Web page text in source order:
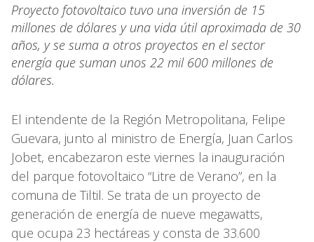
Proyecto fotovoltaico tuvo una inversión de 15
millones de dólares y una vida útil aproximada de 30
años, y se suma a otros proyectos en el sector
energía que suman unos 22 mil 600 millones de
dólares.
El intendente de la Región Metropolitana, Felipe
Guevara, junto al ministro de Energía, Juan Carlos
Jobet, encabezaron este viernes la inauguración
del parque fotovoltaico “Litre de Verano”, en la
comuna de Tiltil. Se trata de un proyecto de
generación de energía de nueve megawatts,
que ocupa 23 hectáreas y consta de 33.600